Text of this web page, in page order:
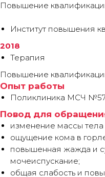
Повышение
Институт повышения
2018
Терапия
Повышение
Опыт работы
Поликлиника МСЧ
Повод для
изменение массы тела
ощущение кома в
повышенная жажда и
мочеиспускание;
общая слабость и